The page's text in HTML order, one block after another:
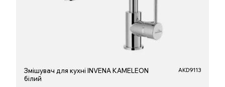
Змішувач для кухні INVENA KAMELEON
білий
AKD9113